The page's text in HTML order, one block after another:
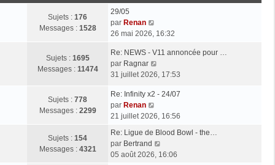
r
s
s
g
e
m
e
s
a
e
e
n
e
m
s
a
Sujets : 176
Messages : 1528
29/05
par Renan
o
r
l
e
n
i
e
26 mai 2026, 16:32
Sujets : 1695
Messages : 11474
Re: NEWS - V11 annoncée pour …
par Ragnar
r
e
d
e
r
31 juillet 2026, 17:53
Sujets : 778
Messages : 2299
Re: Infinity x2 - 24/07
par Renan
o
r
l
e
21 juillet 2026, 16:56
Sujets : 154
Messages : 4321
Re: Ligue de Blood Bowl - the…
par Bertrand
o
05 août 2026, 16:06